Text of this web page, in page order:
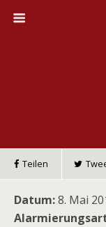
Teilen
Datum:8. Mai